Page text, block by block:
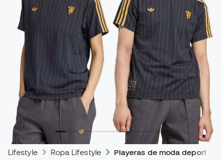
Lifestyle Ropa Lifestyle Playeras de moda deportiva